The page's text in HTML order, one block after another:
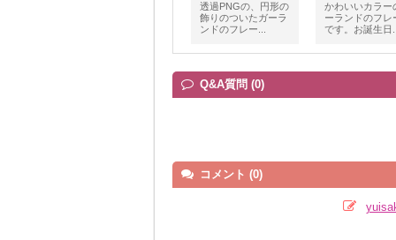
透過PNGの、円形の
飾りのついたガーラ
ンドのフレー...
かわいいカラー
ーランドのフレ
です。お誕生日
Q&A質問 (0)
コメント (0)